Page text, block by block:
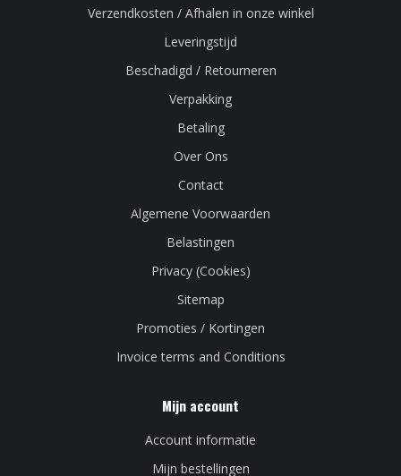
Verzendkosten / Afhalen in onze winkel
Leveringstijd
Beschadigd / Retourneren
Verpakking
Betaling
Over Ons
Contact
Algemene Voorwaarden
Belastingen
Privacy (Cookies)
Sitemap
Promoties / Kortingen
Invoice terms and Conditions
Mijn account
Account informatie
Mijn bestellingen